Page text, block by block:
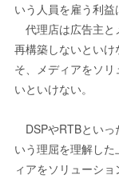
いう人員を雇う利益
代理店は広告主と
再構築しないとい
そ、メディアをソ
いといけない。
DSPやRTBといっ
いう理屈を理解し
ィアをソリューシ